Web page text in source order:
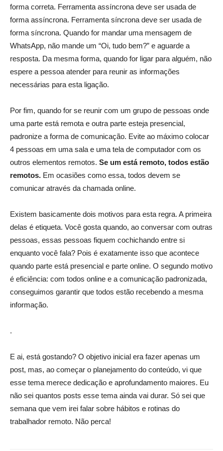
forma correta. Ferramenta assíncrona deve ser usada de
forma assíncrona. Ferramenta síncrona deve ser usada de
forma síncrona. Quando for mandar uma mensagem de
WhatsApp, não mande um “Oi, tudo bem?” e aguarde a
resposta. Da mesma forma, quando for ligar para alguém, não
espere a pessoa atender para reunir as informações
necessárias para esta ligação.
Por fim, quando for se reunir com um grupo de pessoas onde
uma parte está remota e outra parte esteja presencial,
padronize a forma de comunicação. Evite ao máximo colocar
4 pessoas em uma sala e uma tela de computador com os
outros elementos remotos. Se um está remoto, todos estão
remotos. Em ocasiões como essa, todos devem se
comunicar através da chamada online.
Existem basicamente dois motivos para esta regra. A primeira
delas é etiqueta. Você gosta quando, ao conversar com outras
pessoas, essas pessoas fiquem cochichando entre si
enquanto você fala? Pois é exatamente isso que acontece
quando parte está presencial e parte online. O segundo motivo
é eficiência: com todos online e a comunicação padronizada,
conseguimos garantir que todos estão recebendo a mesma
informação.
.
E ai, está gostando? O objetivo inicial era fazer apenas um
post, mas, ao começar o planejamento do conteúdo, vi que
esse tema merece dedicação e aprofundamento maiores. Eu
não sei quantos posts esse tema ainda vai durar. Só sei que
semana que vem irei falar sobre hábitos e rotinas do
trabalhador remoto. Não perca!